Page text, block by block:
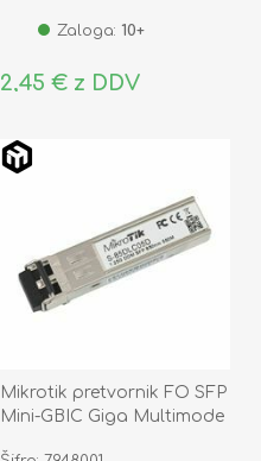
Zaloga: 10+
2,45 € z DDV
Mikrotik pretvornik FO SFP
Mini-GBIC Giga Multimode